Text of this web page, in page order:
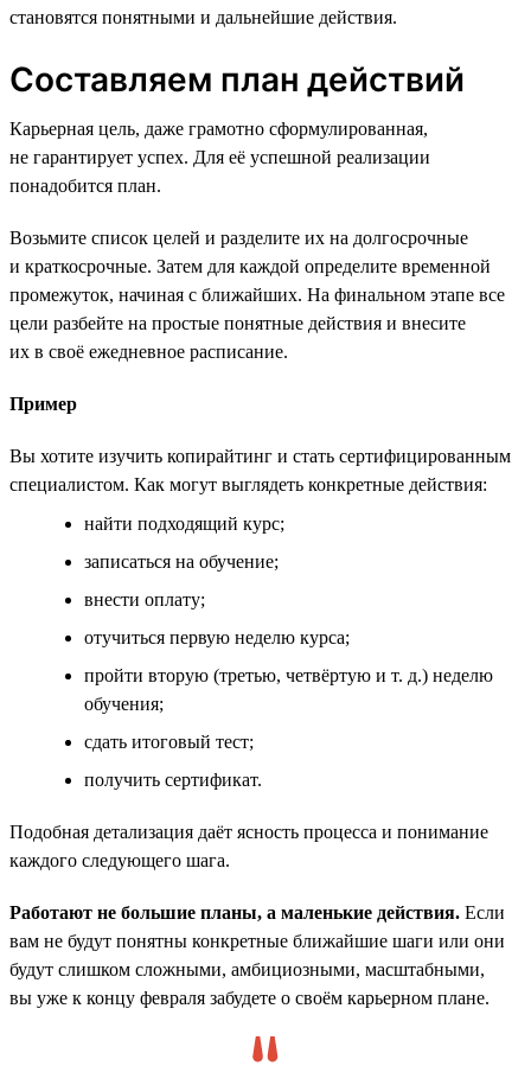
становятся понятными и дальнейшие действия.
Составляем план действий
Карьерная цель, даже грамотно сформулированная,
не гарантирует успех. Для её успешной реализации
понадобится план.
Возьмите список целей и разделите их на долгосрочные
и краткосрочные. Затем для каждой определите временной
промежуток, начиная с ближайших. На финальном этапе все
цели разбейте на простые понятные действия и внесите
их в своё ежедневное расписание.
Пример
Вы хотите изучить копирайтинг и стать сертифицированным
специалистом. Как могут выглядеть конкретные действия:
найти подходящий курс;
записаться на обучение;
внести оплату;
отучиться первую неделю курса;
пройти вторую (третью, четвёртую и т. д.) неделю
обучения;
сдать итоговый тест;
получить сертификат.
Подобная детализация даёт ясность процесса и понимание
каждого следующего шага.
Работают не большие планы, а маленькие действия. Если
вам не будут понятны конкретные ближайшие шаги или они
будут слишком сложными, амбициозными, масштабными,
вы уже к концу февраля забудете о своём карьерном плане.